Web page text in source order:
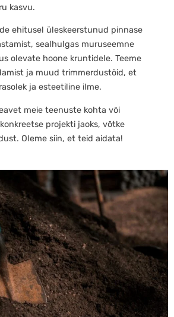
kasvu.
ehitusel üleskeerstunud pinnase
sealhulgas muruseemne
olevate hoone kruntidele. Teeme
ja muud trimmerdustöid, et
ja esteetiline ilme.
meie teenuste kohta või
projekti jaoks, võtke
Oleme siin, et teid aidata!